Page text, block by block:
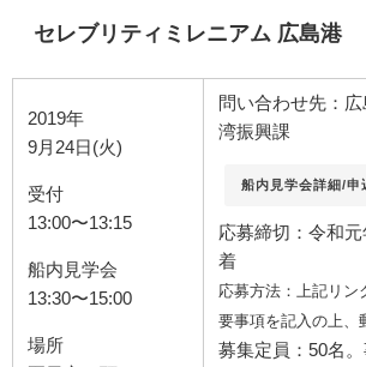
セレブリティミレニアム 広島港
2019年
9月24日(火)
受付
13:00〜13:15
船内見学会
13:30〜15:00
場所
問い合わせ先：
湾振興課
船内見学会詳細/申
応募締切：令和
着
応募方法：上記リン
要事項を記入の上、
募集定員：50名